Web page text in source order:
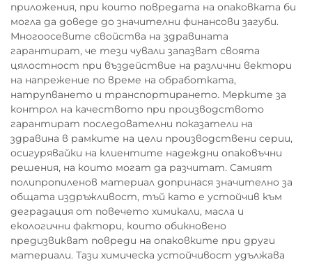
приложения, при които повредата на опаковката би
могла да доведе до значителни финансови загуби.
Многоосевите свойства на здравината
гарантират, че тези чували запазват своята
цялостност при въздействие на различни вектори
на напрежение по време на обработката,
натрупването и транспортирането. Мерките за
контрол на качеството при производството
гарантират последователни показатели на
здравина в рамките на цели производствени серии,
осигурявайки на клиентите надеждни опаковъчни
решения, на които могат да разчитат. Самият
полипропиленов материал допринася значително за
общата издръжливост, тъй като е устойчив към
деградация от повечето химикали, масла и
екологични фактори, които обикновено
предизвикват повреди на опаковките при други
материали. Тази химическа устойчивост удължава